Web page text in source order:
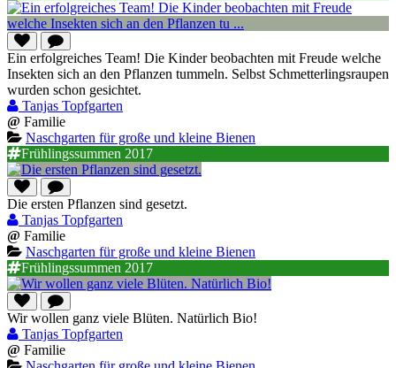
Ein erfolgreiches Team! Die Kinder beobachten mit Freude welche
Insekten sich an den Pflanzen tummeln. Selbst Schmetterlingsraupen
wurden schon gesichtet.
Tanjas Topfgarten
@ Familie
Naschgarten für große und kleine Bienen
Frühlingssummen 2017
Die ersten Pflanzen sind gesetzt.
Tanjas Topfgarten
@ Familie
Naschgarten für große und kleine Bienen
Frühlingssummen 2017
Wir wollen ganz viele Blüten. Natürlich Bio!
Tanjas Topfgarten
@ Familie